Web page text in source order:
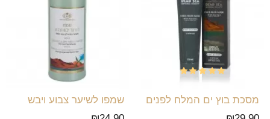
מסכת בוץ ים המלח לפנים
שמפו לשיער צבוע ויבש